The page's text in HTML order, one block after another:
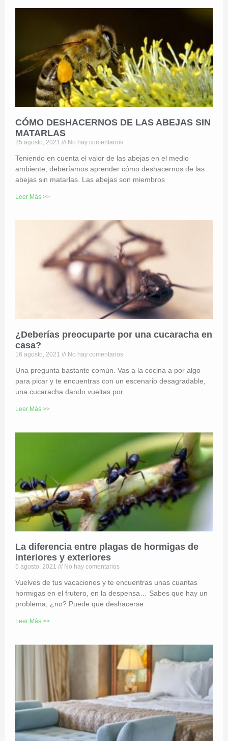
CÓMO DESHACERNOS DE LAS ABEJAS SIN
MATARLAS
25 agosto, 2021 No hay comentarios
Teniendo en cuenta el valor de las abejas en el medio
ambiente, deberíamos aprender cómo deshacernos de las
abejas sin matarlas. Las abejas son miembros
Leer Más >>
¿Deberías preocuparte por una cucaracha en
casa?
16 agosto, 2021 No hay comentarios
Una pregunta bastante común. Vas a la cocina a por algo
para picar y te encuentras con un escenario desagradable,
una cucaracha dando vueltas por
Leer Más >>
La diferencia entre plagas de hormigas de
interiores y exteriores
5 agosto, 2021 No hay comentarios
Vuelves de tus vacaciones y te encuentras unas cuantas
hormigas en el frutero, en la despensa… Sabes que hay un
problema, ¿no? Puede que deshacerse
Leer Más >>